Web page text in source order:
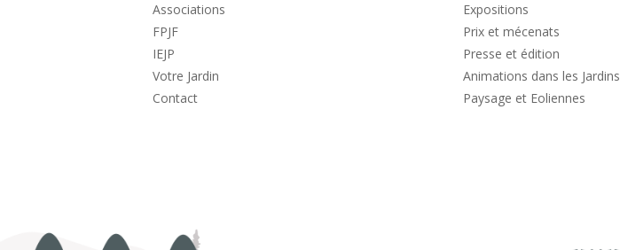
Associations
FPJF
IEJP
Votre Jardin
Contact
Expositions
Prix et mécenats
Presse et édition
Animations dans les Jardins
Paysage et Eoliennes